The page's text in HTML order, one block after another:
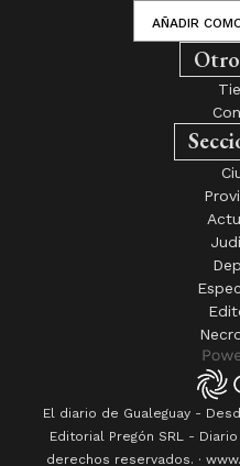
AÑADIR
El diario de Gualeguay -
Editorial Pregón SRL
- Diario
derechos reservados. · www.